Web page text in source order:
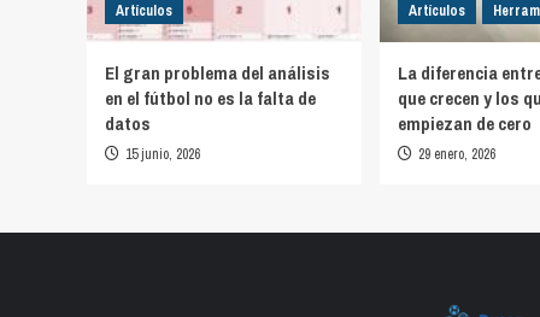
Artículos
El gran problema del análisis
en el fútbol no es la falta de
datos
15 junio, 2026
Artículos
La diferencia
que crecen y los
empiezan de cero
29 enero, 2026